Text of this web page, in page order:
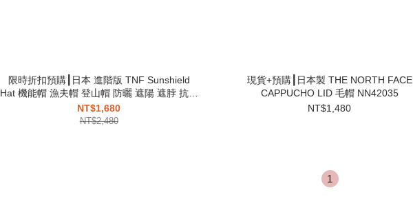
限時折扣預購┃日本 進階版 TNF Sunshield
Hat 機能帽 漁夫帽 登山帽 防曬 遮陽 遮脖 抗紫
外線
NT$1,680
NT$2,480
現貨+預購┃日本製 THE NORTH FACE
CAPPUCHO LID 毛帽 NN42035
NT$1,480
1